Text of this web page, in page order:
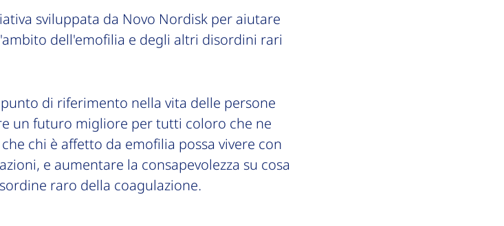
sviluppata da Novo Nordisk per aiutare
dell'emofilia e degli altri disordini rari
di riferimento nella vita delle persone
un futuro migliore per tutti coloro che ne
chi è affetto da emofilia possa vivere con
e aumentare la consapevolezza su cosa
raro della coagulazione.